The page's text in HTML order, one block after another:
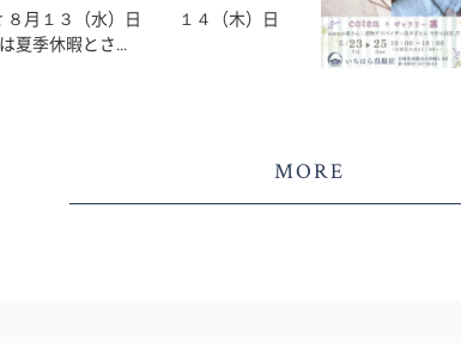
８月１３（水）日 １４（木）日
季休暇とさ...
MORE